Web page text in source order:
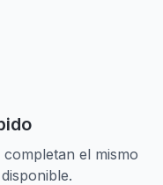
el mismo